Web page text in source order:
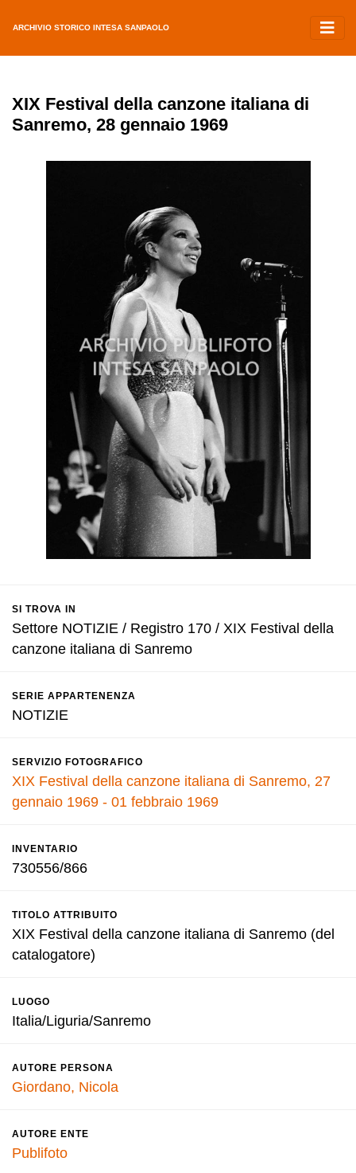
ARCHIVIO STORICO INTESA SANPAOLO
XIX Festival della canzone italiana di
Sanremo, 28 gennaio 1969
SI TROVA IN
Settore NOTIZIE / Registro 170 / XIX Festival della
canzone italiana di Sanremo
SERIE APPARTENENZA
NOTIZIE
SERVIZIO FOTOGRAFICO
XIX Festival della canzone italiana di Sanremo, 27
gennaio 1969 - 01 febbraio 1969
INVENTARIO
730556/866
TITOLO ATTRIBUITO
XIX Festival della canzone italiana di Sanremo (del
catalogatore)
LUOGO
Italia/Liguria/Sanremo
AUTORE PERSONA
Giordano, Nicola
AUTORE ENTE
Publifoto